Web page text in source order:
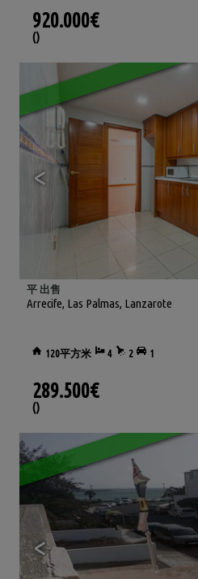
920.000€
()
<
Arrecife, Las Palmas, Lanzarote
平 出售
120平方米 4 2 1
289.500€
()
<